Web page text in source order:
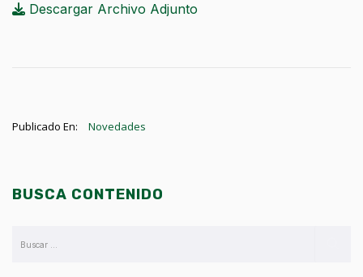
Descargar Archivo Adjunto
Publicado En: Novedades
BUSCA CONTENIDO